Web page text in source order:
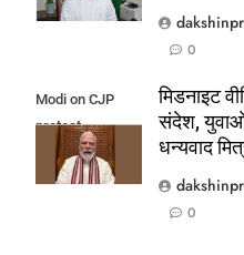
0
Modi on CJP
protest
मिडनाइट
संदेश,
धन्यवाद
0